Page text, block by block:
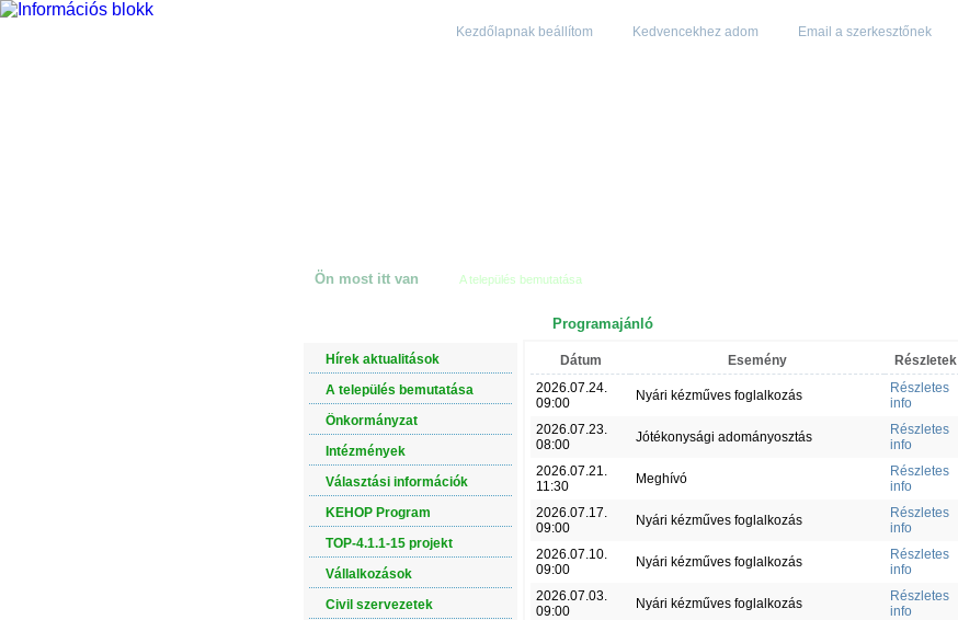
Kezdőlapnak beállítom Kedvencekhez adom Email a szerkesztőnek
Ön most itt van A település bemutatása
Hírek aktualitások
A település bemutatása
Önkormányzat
Intézmények
Választási információk
KEHOP Program
TOP-4.1.1-15 projekt
Vállalkozások
Civil szervezetek
Programajánló
Dátum Esemény
Részletek
2026.07.24.
09:00
Nyári kézműves foglalkozás
Részletes
info
2026.07.23.
08:00
Jótékonysági adományosztás
Részletes
info
2026.07.21.
11:30
Meghívó
Részletes
info
2026.07.17.
09:00
Nyári kézműves foglalkozás
Részletes
info
2026.07.10.
09:00
Nyári kézműves foglalkozás
Részletes
info
2026.07.03.
09:00
Nyári kézműves foglalkozás
Részletes
info